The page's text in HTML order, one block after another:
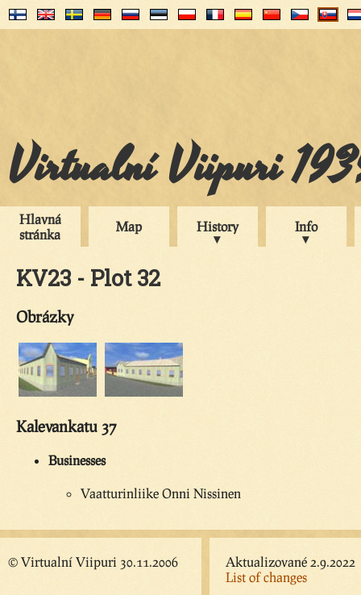
Virtualní Viipuri
Hlavná
stránka
Map History Info
KV23 - Plot 32
Obrázky
Kalevankatu 37
Businesses
Vaatturinliike Onni Nissinen
© Virtualní Viipuri 30.11.2006
Aktualizované 2.9.2022
List of changes